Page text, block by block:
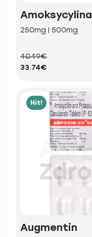
Amoksycylina
250mg | 500mg
40.49€
33.74€
Hit!
Augmentin